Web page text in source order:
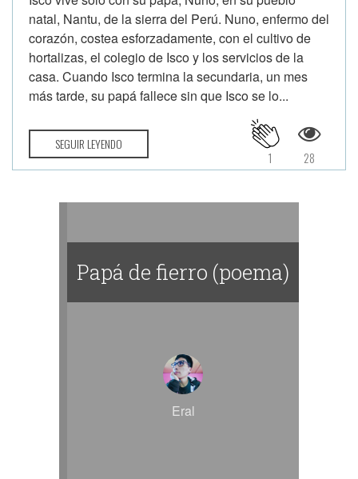
natal, Nantu, de la sierra del Perú. Nuno, enfermo del
corazón, costea esforzadamente, con el cultivo de
hortalizas, el colegio de Isco y los servicios de la
casa. Cuando Isco termina la secundaria, un mes
más tarde, su papá fallece sin que Isco se lo...
SEGUIR LEYENDO
28
1
Papá de fierro (poema)
Eral